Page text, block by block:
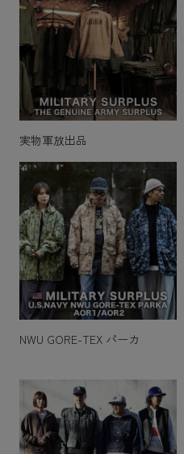
実物軍放出品
NWU GORE-TEX パーカ